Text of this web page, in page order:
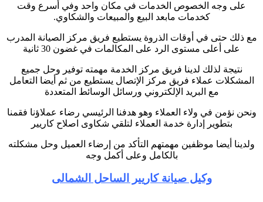
على وجه الخصوص الخدمات في مكان واحد وفي أسرع وقت
كخدمات مابعد البيع والمبيعات والشكاوي.
مع ذلك حتى في أوقات الذروة يستطيع فريق مركز الصيانة المدرب
على أعلى مستوى الرد على المكالمات في غضون 30 ثانية
نتيجة لذلك لدينا فريق مركز الخدمة مهمته توفير وحل جميع
المشكلات عملاء فريق مركز الإتصال يستطيع من ثم أيضا التعامل
مع البريد الإلكتروني ورسائل الوسائط المتعددة
ونحن نؤمن في ولاء العملاء وهو هدفنا الرئيسي رضاء عملاؤنا فقمنا
بتطوير إدارة خدمة العملاء لتلقي شكاوى اصلاح كاريير
ولدينا أيضا موظفين مهمتهم التأكد من إرضاء العميل وحل مشكلته
بالكامل وعلى أكمل وجه
وكيل صيانة كاريير الساحل الشمالى